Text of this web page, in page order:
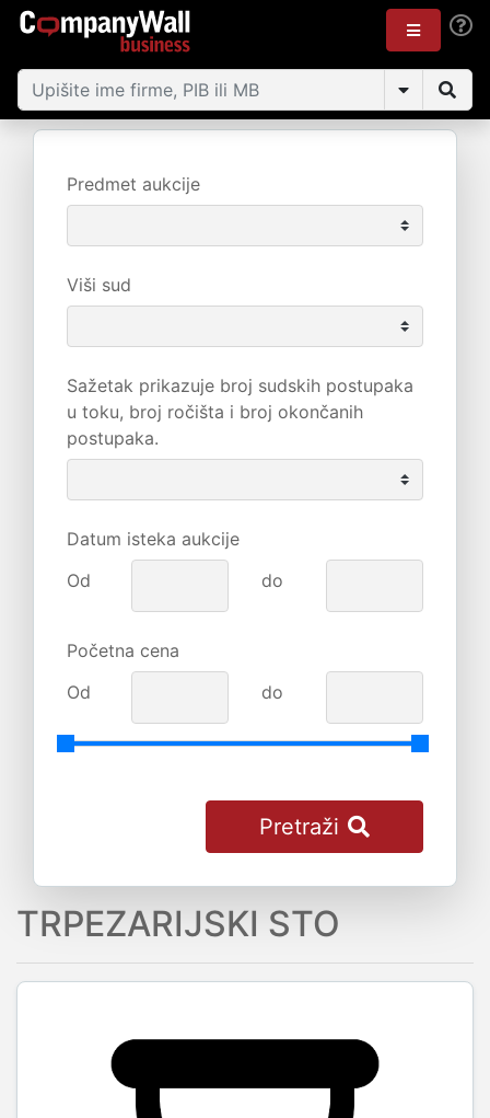
Predmet aukcije
Viši sud
Sažetak prikazuje broj sudskih postupaka
u toku, broj ročišta i broj okončanih
postupaka.
Datum isteka aukcije
Od
do
Početna cena
Od
do
Pretraži
TRPEZARIJSKI STO